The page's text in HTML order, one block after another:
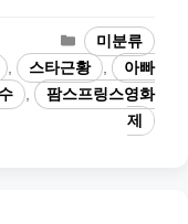
카
테
고
리
미분류
스타근황
아빠
팜스프링스영화
제